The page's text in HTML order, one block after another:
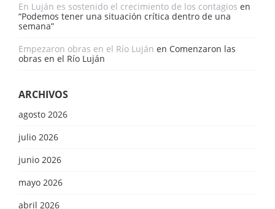
En Luján es sostenido el crecimiento de los contagios en
“Podemos tener una situación crítica dentro de una
semana”
Empezaron obras en el Río Luján en Comenzaron las
obras en el Río Luján
ARCHIVOS
agosto 2026
julio 2026
junio 2026
mayo 2026
abril 2026